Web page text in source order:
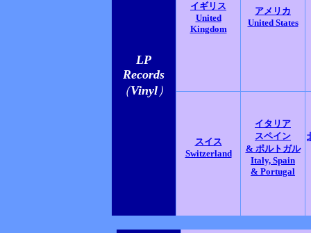
LP
Records
（Vinyl）
イギリス
United
Kingdom
アメリカ
United States
スイス
Switzerland
イタリア
スペイン
& ポルトガル
Italy, Spain
& Portugal